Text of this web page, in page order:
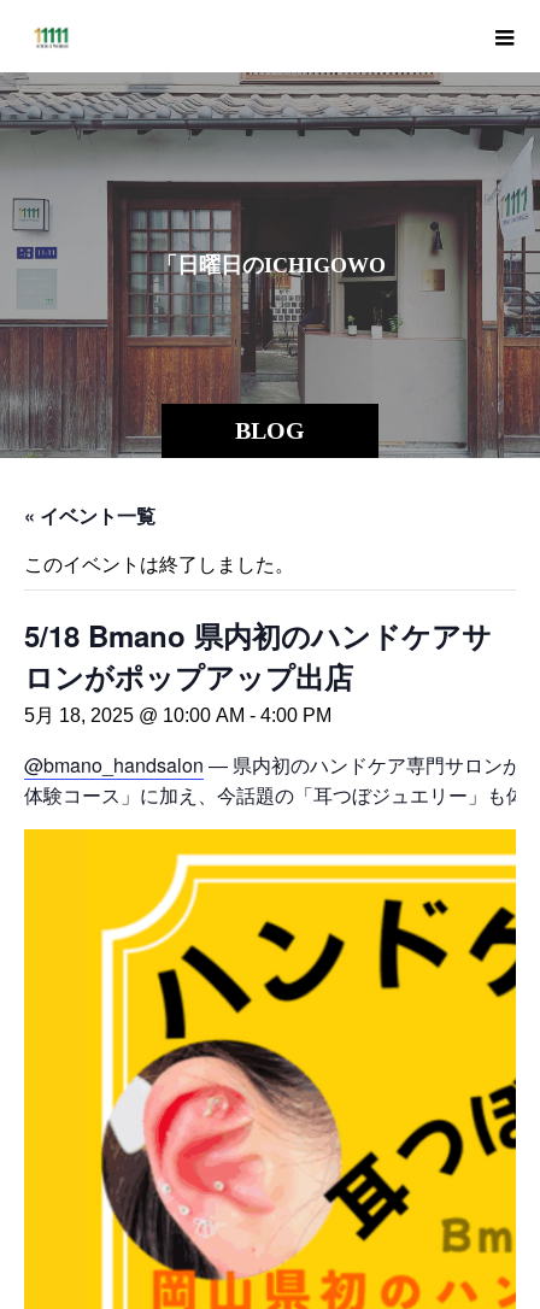
BLOG
「 日 曜 日の ICHIGOWORK
« イベント一覧
このイベントは終了しました。
5/18 Bmano 県内初のハンドケアサ
ロンがポップアップ出店
5月 18, 2025 @ 10:00 AM - 4:00 PM
@bmano_handsalon ― 県内初のハンドケア専門サロンが
体験コース」に加え、今話題の「耳つぼジュエリー」も体